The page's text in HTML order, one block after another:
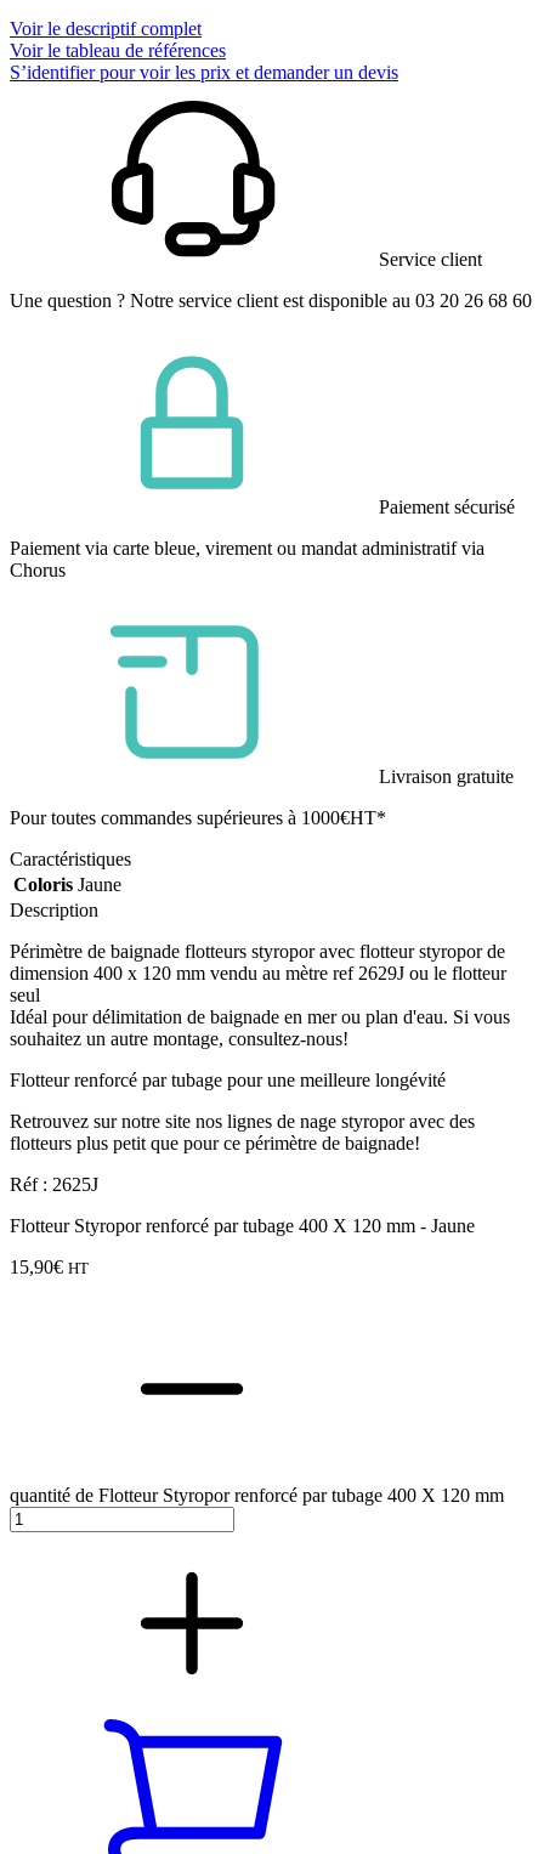
Voir le descriptif complet
Voir le tableau de références
S’identifier pour voir les prix et demander un devis
Service client
Une question ? Notre service client est disponible au 03 20 26 68 60
Paiement sécurisé
Paiement via carte bleue, virement ou mandat administratif via
Chorus
Livraison gratuite
Pour toutes commandes supérieures à 1000€HT*
Caractéristiques
Coloris Jaune
Description
Périmètre de baignade flotteurs styropor avec flotteur styropor de
dimension 400 x 120 mm vendu au mètre ref 2629J ou le flotteur
seul
Idéal pour délimitation de baignade en mer ou plan d'eau. Si vous
souhaitez un autre montage, consultez-nous!
Flotteur renforcé par tubage pour une meilleure longévité
Retrouvez sur notre site nos lignes de nage styropor avec des
flotteurs plus petit que pour ce périmètre de baignade!
Réf : 2625J
Flotteur Styropor renforcé par tubage 400 X 120 mm - Jaune
15,90€ HT
quantité de Flotteur Styropor renforcé par tubage 400 X 120 mm